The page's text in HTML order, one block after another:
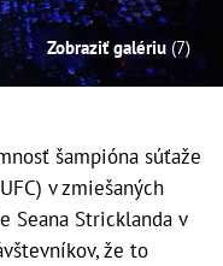
Zobraziť galériu (7)
šampióna súťaže
v zmiešaných
Seana Stricklanda v
že to